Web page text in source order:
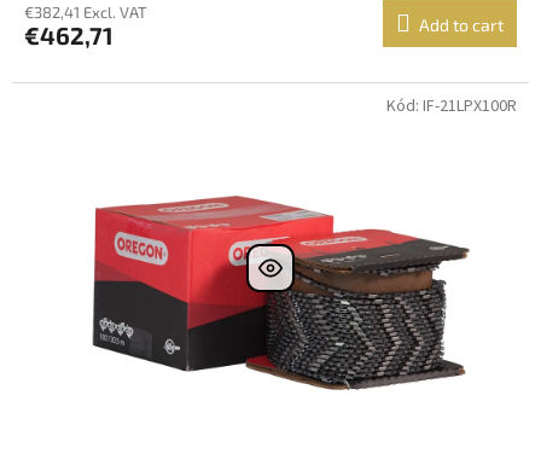
€382,41 Excl. VAT
€462,71 Add to cart
Kód: IF-21LPX100R